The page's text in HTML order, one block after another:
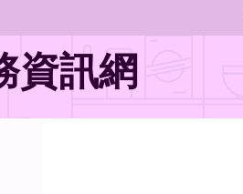
資訊網
位
置